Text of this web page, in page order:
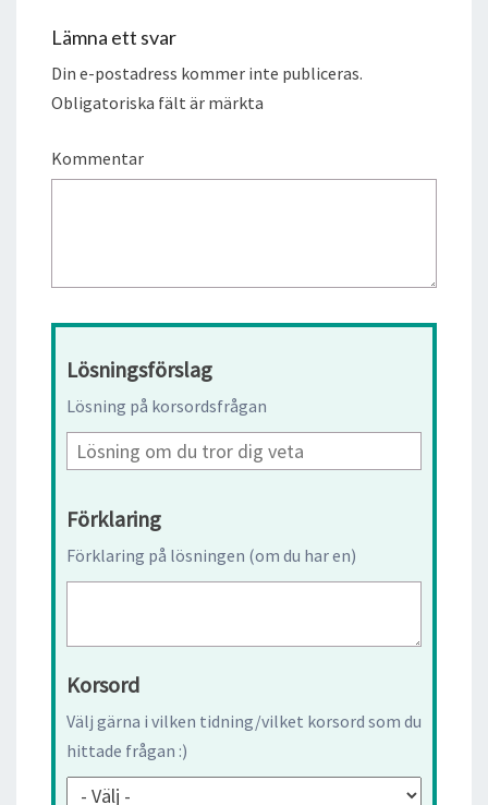
Lämna ett svar
Din e-postadress kommer inte publiceras.
Obligatoriska fält är märkta
Kommentar
Lösningsförslag
Lösning på korsordsfrågan
Förklaring
Förklaring på lösningen (om du har en)
Korsord
Välj gärna i vilken tidning/vilket korsord som du
hittade frågan :)